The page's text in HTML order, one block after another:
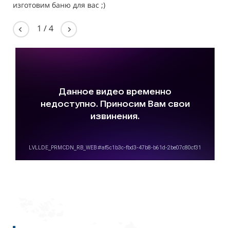
изготовим баню для вас ;)
1 /4